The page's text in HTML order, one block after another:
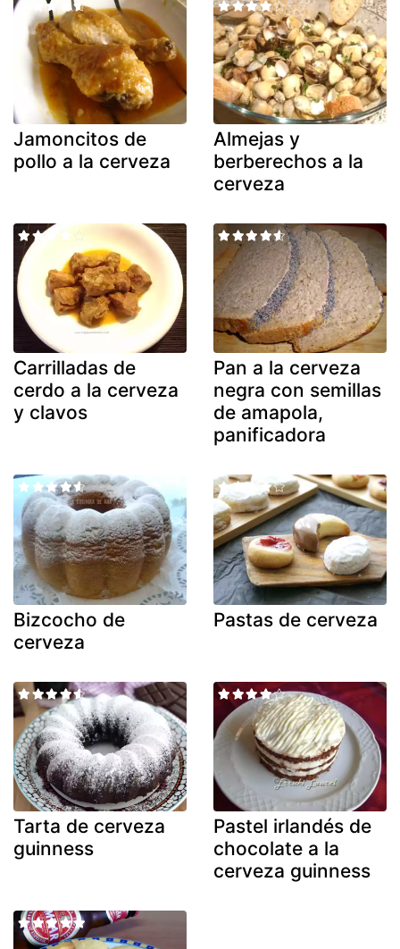
Jamoncitos de
pollo a la cerveza
Almejas y
berberechos a la
cerveza
Carrilladas de
cerdo a la cerveza
y clavos
Pan a la cerveza
negra con semillas
de amapola,
panificadora
Bizcocho de
cerveza
Pastas de cerveza
Tarta de cerveza
guinness
Pastel irlandés de
chocolate a la
cerveza guinness